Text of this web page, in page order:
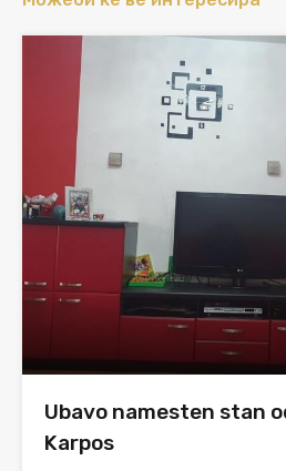
Ubavo namesten stan
Karpos